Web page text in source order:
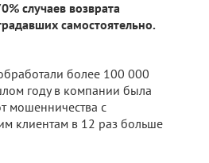
случаев возврата
самостоятельно.
более 100 000
году в компании была
мошенничества с
клиентам в 12 раз больше